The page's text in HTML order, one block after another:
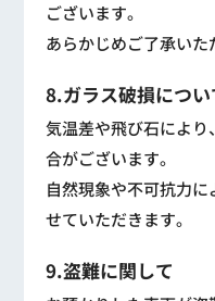
ございます。
あらかじめご了承いた
8.ガラス破損につい
気温差や飛び石によ
合がございます。
自然現象や不可抗力
せていただきます。
9.盗難に関して